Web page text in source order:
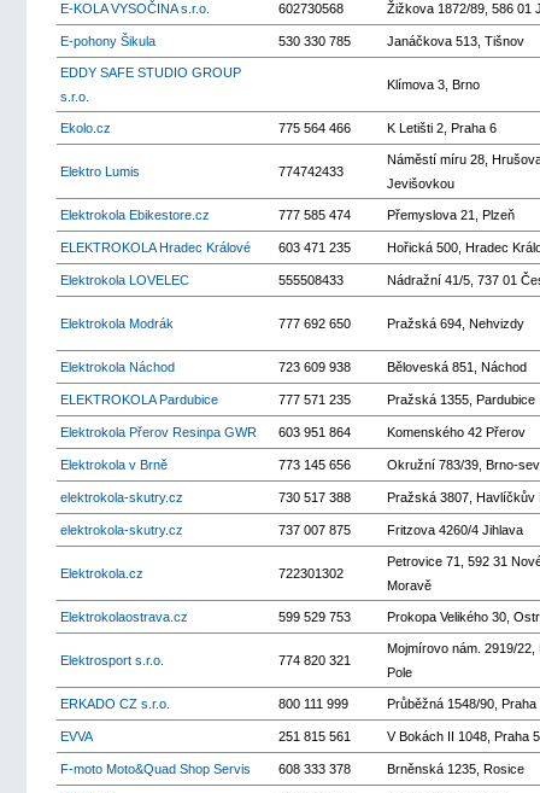
E-KOLA VYSOČINA s.r.o. 602730568 Žižkova 1872/89, 586 01
E-pohony Šikula 530 330 785 Janáčkova 513, Tišnov
EDDY SAFE STUDIO GROUP
s.r.o.
Klímova 3, Brno
Ekolo.cz 775 564 466 K Letišti 2, Praha 6
Elektro Lumis 774742433
Náměstí míru 28,
Jevišovkou
Elektrokola Ebikestore.cz 777 585 474 Přemyslova 21, Plzeň
ELEKTROKOLA Hradec Králové 603 471 235 Hořická 500, Hradec
Elektrokola LOVELEC 555508433 Nádražní 41/5, 737 01
Elektrokola Modrák 777 692 650 Pražská 694, Nehvizdy
Elektrokola Náchod 723 609 938 Běloveská 851, Náchod
ELEKTROKOLA Pardubice 777 571 235 Pražská 1355, Pardubice
Elektrokola Přerov Resinpa GWR 603 951 864 Komenského 42 Přerov
Elektrokola v Brně 773 145 656 Okružní 783/39, Brno-
elektrokola-skutry.cz 730 517 388 Pražská 3807, Havlíčkův
elektrokola-skutry.cz 737 007 875 Fritzova 4260/4 Jihlava
Elektrokola.cz 722301302
Petrovice 71, 592 31
Moravě
Elektrokolaostrava.cz 599 529 753 Prokopa Velikého 30,
Elektrosport s.r.o. 774 820 321
Mojmírovo nám. 2919/22,
Pole
ERKADO CZ s.r.o. 800 111 999 Průběžná 1548/90, Praha
EVVA 251 815 561 V Bokách II 1048, Praha 5
F-moto Moto&Quad Shop Servis 608 333 378 Brněnská 1235, Rosice